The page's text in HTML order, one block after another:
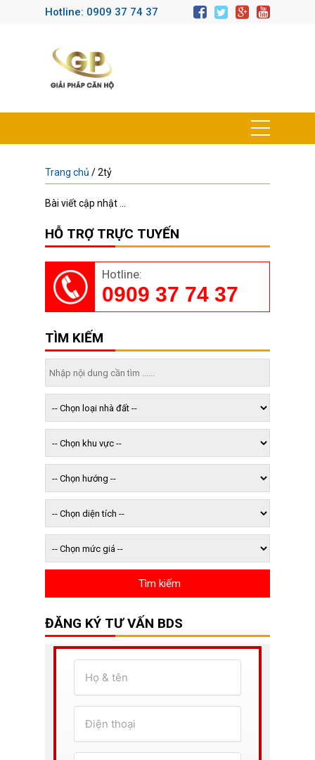
Hotline: 0909 37 74 37
Trang chủ /2tỷ
Bài viết cập nhật ...
HỖ TRỢ TRỰC TUYẾN
Hotline:
0909 37 74 37
TÌM KIẾM
ĐĂNG KÝ TƯ VẤN BDS